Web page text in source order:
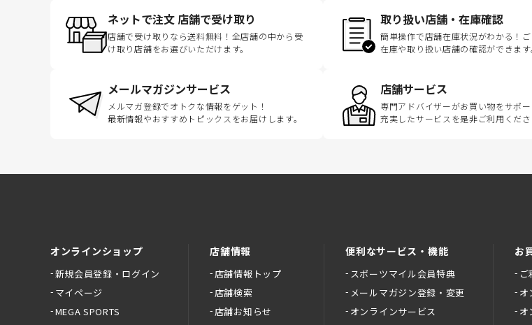
ネットで注文 店舗で受け取り
店舗で受け取りなら送料無料！全店舗の中から受
け取り店舗をお選びいただけます。
取り扱い店舗・在庫確認
簡単操作で店舗在庫状況がわかる！
在庫や取り扱い店舗の確認ができます
メールマガジンサービス
メルマガ登録でオトクな情報をゲット！
最新情報やおすすめトピックスをお届けします。
店舗サービス
専門アドバイザーがお買い物をサポー
充実したサービスを是非ご利用くださ
オンラインショップ
新規会員登録・ログイン
マイページ
MEGA SPORTS
店舗情報
店舗情報トップ
店舗検索
店舗お知らせ
便利なサービス・機能
スポーツマイル会員特典
メールマガジン登録・変更
オンラインサービス
お
ご
オ
オ